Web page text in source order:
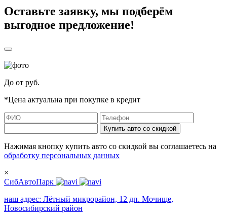
Оставьте заявку, мы подберём
выгодное предложение!
До от руб.
*Цена актуальна при покупке в кредит
Купить авто со скидкой
Нажимая кнопку купить авто со скидкой вы соглашаетесь на
обработку персональных данных
×
СибАвтоПарк
наш адрес: Лётный микрорайон, 12 дп. Мочище,
Новосибирский район